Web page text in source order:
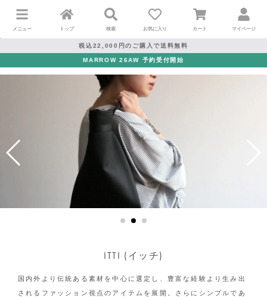
メニュー トップ 検索 お気に入り カート マイページ
税込22,000円のご購入で送料無料
MARROW 26AW 予約受付開始
ITTI (イッチ)
国内外より伝統ある素材を中心に選定し、豊富な経験より生み出
されるファッション視点のアイテムを展開。さらにシンプルであ